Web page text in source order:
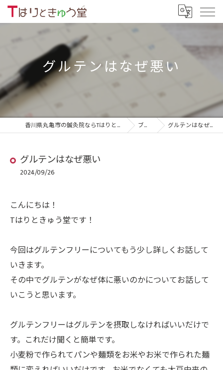
グルテンはなぜ悪い
香川県丸亀市の鍼灸院ならTはりときゅう堂 ブログ グルテンはなぜ悪い
グルテンはなぜ悪い
2024/09/26
こんにちは！
Tはりときゅう堂です！
今回はグルテンフリーについてもう少し詳しくお話して
いきます。
その中でグルテンがなぜ体に悪いのかについてお話して
いこうと思います。
グルテンフリーはグルテンを摂取しなければいいだけで
す。これだけ聞くと簡単です。
小麦粉で作られてパンや麺類をお米やお米で作られた麺